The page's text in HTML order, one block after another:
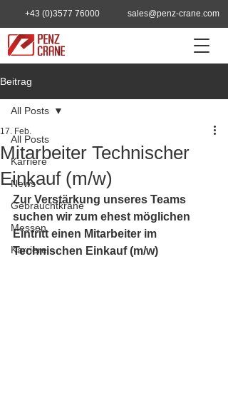
+43 (0)3577 76000 sales@penz-crane.com
Beitrag
All Posts
Karriere
News
Gebrauchtkräne
Messen
Karriere
All Posts
Mitarbeiter Technischer
Einkauf (m/w)
17. Feb.
Zur Verstärkung unseres Teams
suchen wir zum ehest möglichen
Eintritt einen Mitarbeiter im
Technischen Einkauf (m/w)